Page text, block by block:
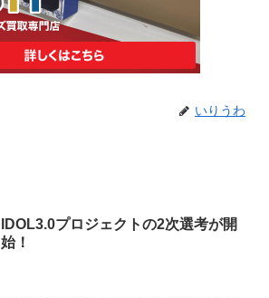
いりうわ
IDOL3.0プロジェクトの2次選考が開
始！